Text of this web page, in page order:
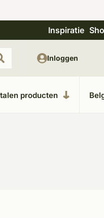
showroom in
Inspiratie
producten
Inloggen